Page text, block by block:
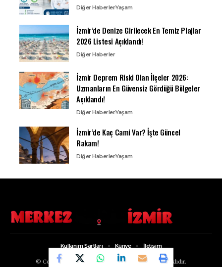
Diğer HaberlerYaşam
İzmir’de Denize Girilecek En Temiz Plajlar
2026 Listesi Açıklandı!
Diğer Haberler
İzmir Deprem Riski Olan İlçeler 2026:
Uzmanların En Güvensiz Gördüğü Bölgeler
Açıklandı!
Diğer HaberlerYaşam
İzmir’de Kaç Cami Var? İşte Güncel
Rakam!
Diğer HaberlerYaşam
© Copyright 2022, Merkez İzmir. Tüm Hakları Saklıdır.
Kullanım Şartları Künye İletişim